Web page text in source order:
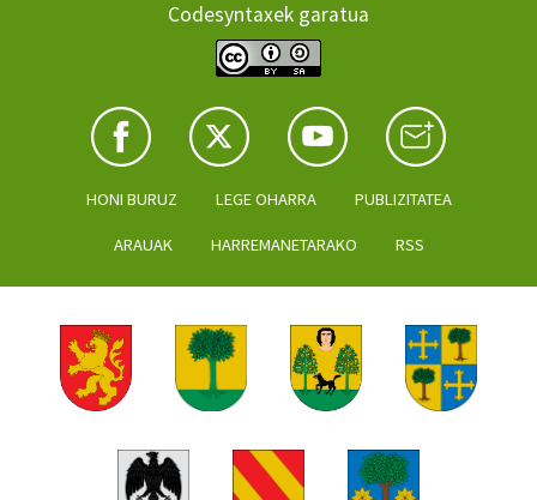
Codesyntaxek garatua
HONI BURUZ LEGE OHARRA PUBLIZITATEA
ARAUAK HARREMANETARAKO RSS